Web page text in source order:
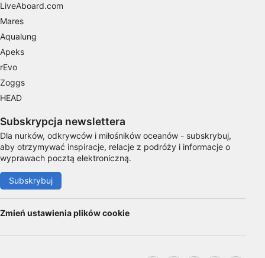
LiveAboard.com
Mares
Aqualung
Apeks
rEvo
Zoggs
HEAD
Subskrypcja newslettera
Dla nurków, odkrywców i miłośników oceanów - subskrybuj,
aby otrzymywać inspiracje, relacje z podróży i informacje o
wyprawach pocztą elektroniczną.
Subskrybuj
Zmień ustawienia plików cookie
Niezbędne
Wydajność (Performance)
Funkcjonalne